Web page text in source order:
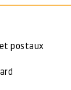
postaux